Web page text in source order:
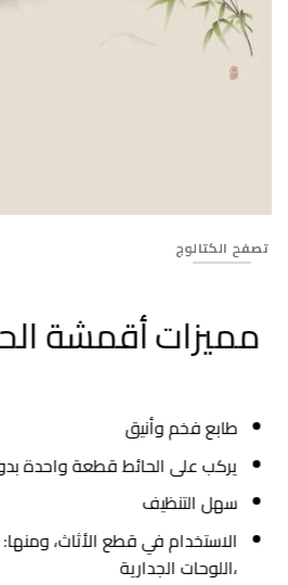
تصفح الكتالوج
مميزات أقمشة
طابع فخم وأنيق
يركب على الحائط قطعة واحدة
سهل التنظيف
الاستخدام في قطع الأثاث، ومنها:
،اللوحات الجدارية